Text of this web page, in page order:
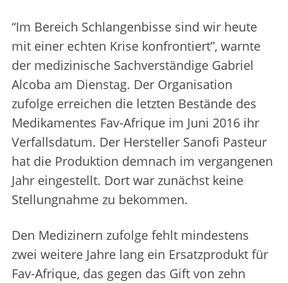
“Im Bereich Schlangenbisse sind wir heute
mit einer echten Krise konfrontiert”, warnte
der medizinische Sachverständige Gabriel
Alcoba am Dienstag. Der Organisation
zufolge erreichen die letzten Bestände des
Medikamentes Fav-Afrique im Juni 2016 ihr
Verfallsdatum. Der Hersteller Sanofi Pasteur
hat die Produktion demnach im vergangenen
Jahr eingestellt. Dort war zunächst keine
Stellungnahme zu bekommen.
Den Medizinern zufolge fehlt mindestens
zwei weitere Jahre lang ein Ersatzprodukt für
Fav-Afrique, das gegen das Gift von zehn